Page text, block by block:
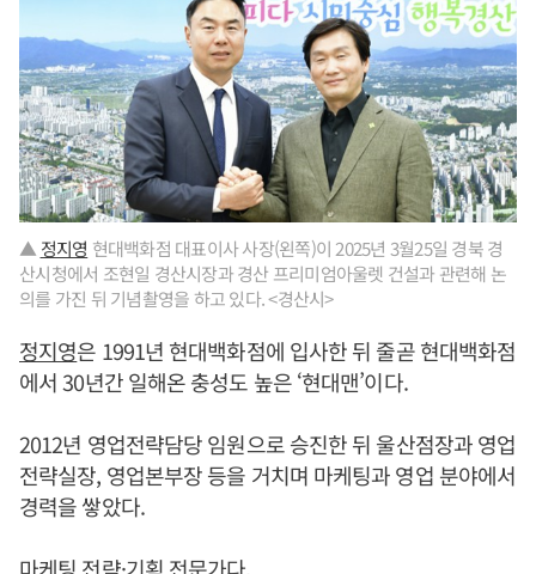
▲ 정지영 현대백화점 대표이사 사장(왼쪽)이 2025년 3월25일 경북 경
산시청에서 조현일 경산시장과 경산 프리미엄아울렛 건설과 관련해 논
의를 가진 뒤 기념촬영을 하고 있다. <경산시>
정지영은 1991년 현대백화점에 입사한 뒤 줄곧 현대백화점
에서 30년간 일해온 충성도 높은 ‘현대맨’이다.
2012년 영업전략담당 임원으로 승진한 뒤 울산점장과 영업
전략실장, 영업본부장 등을 거치며 마케팅과 영업 분야에서
경력을 쌓았다.
마케팅 전략·기획 전문가다.